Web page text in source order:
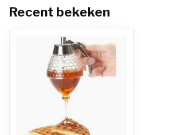
Recent bekeken